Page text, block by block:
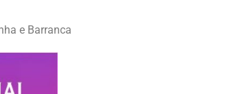
e Barranca